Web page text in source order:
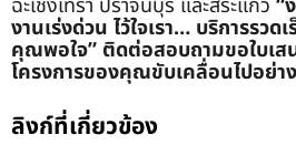
งานเร่งด่วน ไว้ใจเรา… บริการรวด
คุณพอใจ” ติดต่อสอบถามขอใบเส
โครงการของคุณขับเคลื่อนไปอย่า
ลิงก์ที่เกี่ยวข้อง